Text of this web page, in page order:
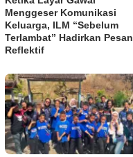
Menggeser Komunikasi
Keluarga, ILM “Sebelum
Terlambat” Hadirkan Pesan
Reflektif